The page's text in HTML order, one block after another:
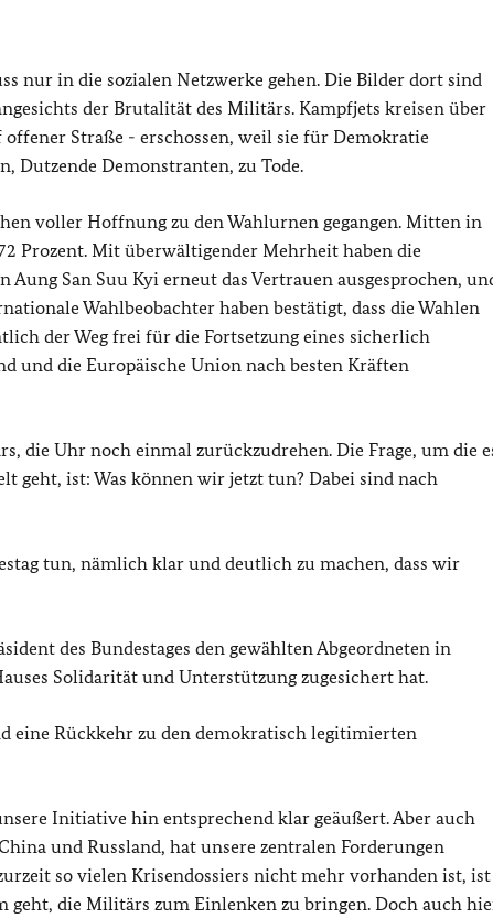
nur in die sozialen Netzwerke gehen. Die Bilder dort sind
der Brutalität des Militärs. Kampfjets kreisen über
Straße - erschossen, weil sie für Demokratie
Dutzende Demonstranten, zu Tode.
voller Hoffnung zu den Wahlurnen gegangen. Mitten in
Prozent. Mit überwältigender Mehrheit haben die
San Suu Kyi erneut das Vertrauen ausgesprochen,
Wahlbeobachter haben bestätigt, dass die Wahlen
der Weg frei für die Fortsetzung eines sicherlich
und die Europäische Union nach besten Kräften
die Uhr noch einmal zurückzudrehen. Die Frage, um die
geht, ist: Was können wir jetzt tun? Dabei sind nach
tun, nämlich klar und deutlich zu machen, dass wir
des Bundestages den gewählten Abgeordneten in
Solidarität und Unterstützung zugesichert hat.
eine Rückkehr zu den demokratisch legitimierten
Initiative hin entsprechend klar geäußert. Aber auch
und Russland, hat unsere zentralen Forderungen
so vielen Krisendossiers nicht mehr vorhanden ist, ist
geht, die Militärs zum Einlenken zu bringen. Doch auch